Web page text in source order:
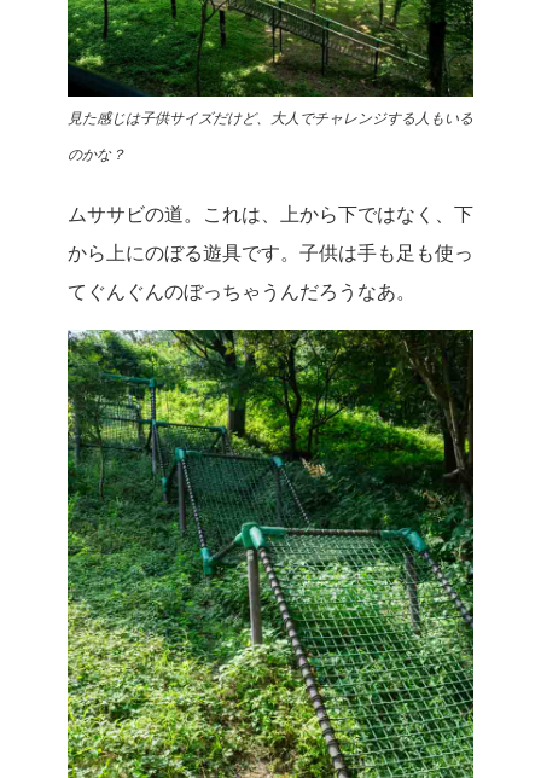
見た感じは子供サイズだけど、大人でチャレンジする人もいる
のかな？
ムササビの道。これは、上から下ではなく、下
から上にのぼる遊具です。子供は手も足も使っ
てぐんぐんのぼっちゃうんだろうなあ。